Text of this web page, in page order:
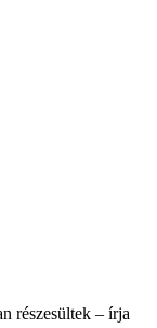
részesültek – írja